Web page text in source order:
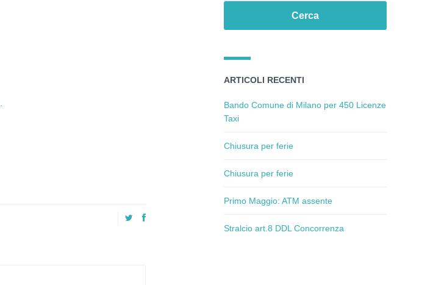
ARTICOLI RECENTI
Bando Comune di Milano per 450 Licenze
Taxi
Chiusura per ferie
Chiusura per ferie
Primo Maggio: ATM assente
Stralcio art.8 DDL Concorrenza